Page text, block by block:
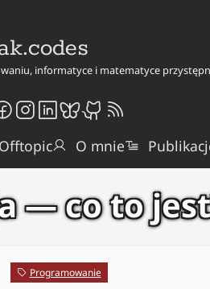
informatyce i matematyce
Offtopic O mnie
— co to
Programowanie